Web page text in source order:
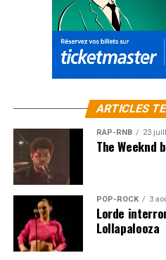
ARTICLES
RAP-RNB 23
The Weeknd
POP-ROCK 3
Lorde
Lollapalooza